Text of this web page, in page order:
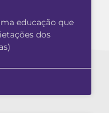
educação que
dos